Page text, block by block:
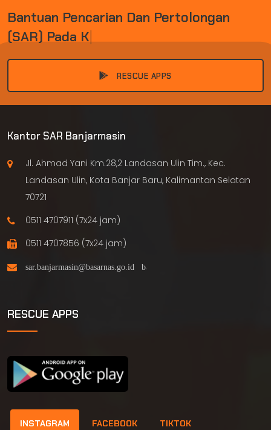
BANTUAN PENCARIAN DAN PERTOLONGAN
(SAR) PADA K
RESCUE APPS
Kantor SAR Banjarmasin
Jl. Ahmad Yani Km.28,2 Landasan Ulin Tim., Kec.
Landasan Ulin, Kota Banjar Baru, Kalimantan Selatan
70721
0511 4707911 (7x24 jam)
0511 4707856 (7x24 jam)
RESCUE APPS
INSTAGRAM FACEBOOK TIKTOK